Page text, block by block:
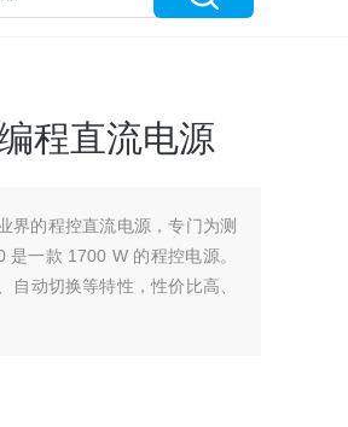
程直流电源
界的程控直流电源，专门为测
一款 1700 W 的程控电源。
动切换等特性，性价比高、